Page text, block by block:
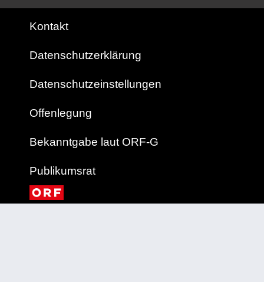
Kontakt
Datenschutzerklärung
Datenschutzeinstellungen
Offenlegung
Bekanntgabe laut ORF-G
Publikumsrat